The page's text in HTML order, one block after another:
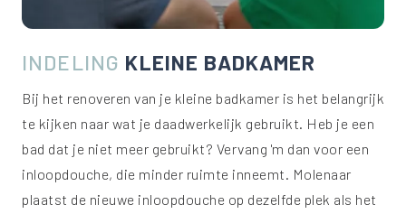
INDELING KLEINE BADKAMER
Bij het renoveren van je kleine badkamer is het belangrijk
te kijken naar wat je daadwerkelijk gebruikt. Heb je een
bad dat je niet meer gebruikt? Vervang 'm dan voor een
inloopdouche, die minder ruimte inneemt. Molenaar
plaatst de nieuwe inloopdouche op dezelfde plek als het